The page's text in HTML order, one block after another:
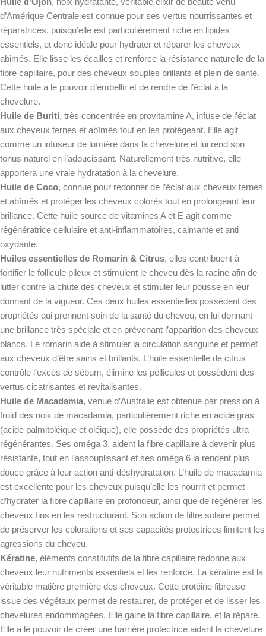
d’Amérique Centrale est connue pour ses vertus nourrissantes et
réparatrices, puisqu’elle est particulièrement riche en lipides
essentiels, et donc idéale pour hydrater et réparer les cheveux
abimés. Elle lisse les écailles et renforce la résistance naturelle de la
fibre capillaire, pour des cheveux souples brillants et plein de santé.
Cette huile a le pouvoir d’embellir et de rendre de l’éclat à la
chevelure.
Huile de Buriti, très concentrée en provitamine A, infuse de l’éclat
aux cheveux ternes et abîmés tout en les protégeant. Elle agit
comme un infuseur de lumière dans la chevelure et lui rend son
tonus naturel en l’adoucissant. Naturellement très nutritive, elle
apportera une vraie hydratation à la chevelure.
Huile de Coco, connue pour redonner de l’éclat aux cheveux ternes
et abîmés et protéger les cheveux colorés tout en prolongeant leur
brillance. Cette huile source de vitamines A et E agit comme
régénératrice cellulaire et anti-inflammatoires, calmante et anti
oxydante.
Huiles essentielles de Romarin & Citrus, elles contribuent à
fortifier le follicule pileux et stimulent le cheveu dès la racine afin de
lutter contre la chute des cheveux et stimuler leur pousse en leur
donnant de la vigueur. Ces deux huiles essentielles possèdent des
propriétés qui prennent soin de la santé du cheveu, en lui donnant
une brillance très spéciale et en prévenant l’apparition des cheveux
blancs. Le romarin aide à stimuler la circulation sanguine et permet
aux cheveux d’être sains et brillants. L’huile essentielle de citrus
contrôle l’excès de sébum, élimine les pellicules et possèdent des
vertus cicatrisantes et revitalisantes.
Huile de Macadamia, venue d’Australie est obtenue par pression à
froid des noix de macadamia, particulièrement riche en acide gras
(acide palmitoléique et oléique), elle possède des propriétés ultra
régénérantes. Ses oméga 3, aident la fibre capillaire à devenir plus
résistante, tout en l’assouplissant et ses oméga 6 la rendent plus
douce grâce à leur action anti-déshydratation. L’huile de macadamia
est excellente pour les cheveux puisqu’elle les nourrit et permet
d’hydrater la fibre capillaire en profondeur, ainsi que de régénérer les
cheveux fins en les restructurant. Son action de filtre solaire permet
de préserver les colorations et ses capacités protectrices limitent les
agressions du cheveu.
Kératine, éléments constitutifs de la fibre capillaire redonne aux
cheveux leur nutriments essentiels et les renforce. La kératine est la
véritable matière première des cheveux. Cette protéine fibreuse
issue des végétaux permet de restaurer, de protéger et de lisser les
chevelures endommagées. Elle gaine la fibre capillaire, et la répare.
Elle a le pouvoir de créer une barrière protectrice aidant la chevelure